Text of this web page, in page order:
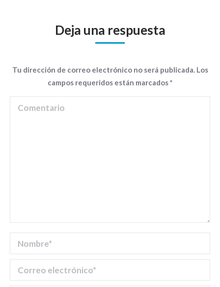
Deja una respuesta
Tu dirección de correo electrónico no será publicada. Los
campos requeridos están marcados*
Comentario
Nombre *
Correo electrónico *